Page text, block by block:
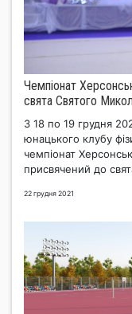
Чемпіонат
свята Святого
З 18 по 19 грудня
юнацького клубу
чемпіонат
присвячений до
22 грудня 2021